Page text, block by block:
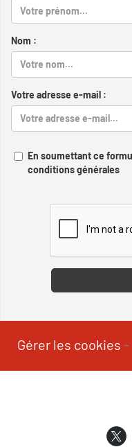
Nom :
Votre adresse e-mail :
En soumettant ce
conditions générales
Gérer les cookies -